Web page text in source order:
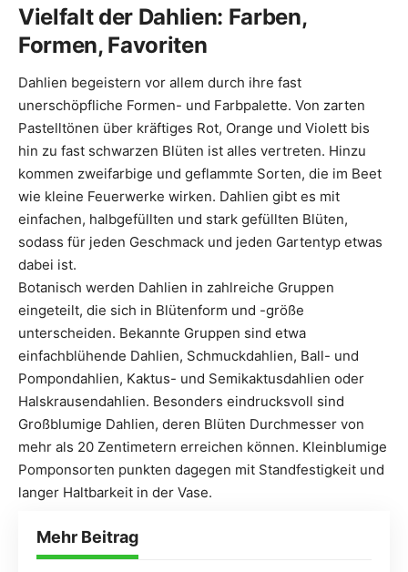
Vielfalt der Dahlien: Farben,
Formen, Favoriten
Dahlien begeistern vor allem durch ihre fast
unerschöpfliche Formen- und Farbpalette. Von zarten
Pastelltönen über kräftiges Rot, Orange und Violett bis
hin zu fast schwarzen Blüten ist alles vertreten. Hinzu
kommen zweifarbige und geflammte Sorten, die im Beet
wie kleine Feuerwerke wirken. Dahlien gibt es mit
einfachen, halbgefüllten und stark gefüllten Blüten,
sodass für jeden Geschmack und jeden Gartentyp etwas
dabei ist.
Botanisch werden Dahlien in zahlreiche Gruppen
eingeteilt, die sich in Blütenform und -größe
unterscheiden. Bekannte Gruppen sind etwa
einfachblühende Dahlien, Schmuckdahlien, Ball- und
Pompondahlien, Kaktus- und Semikaktusdahlien oder
Halskrausendahlien. Besonders eindrucksvoll sind
Großblumige Dahlien, deren Blüten Durchmesser von
mehr als 20 Zentimetern erreichen können. Kleinblumige
Pomponsorten punkten dagegen mit Standfestigkeit und
langer Haltbarkeit in der Vase.
Mehr Beitrag